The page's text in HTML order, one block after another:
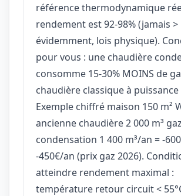
référence thermodynamique
rendement est 92-98% (jamais >
évidemment, lois physique).
pour vous : une chaudière
consomme 15-30% MOINS de
chaudière classique à puissance
Exemple chiffré maison 150 m²
ancienne chaudière 2 000 m³
condensation 1 400 m³/an = -
-450€/an (prix gaz 2026).
atteindre rendement maximal :
température retour circuit <